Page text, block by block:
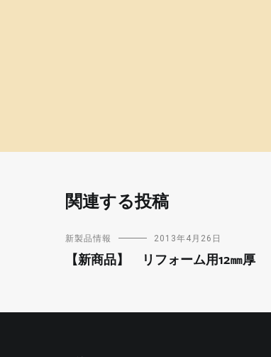
関連する投稿
新製品情報 2013年4月26日
【新商品】 リフォーム用12㎜厚